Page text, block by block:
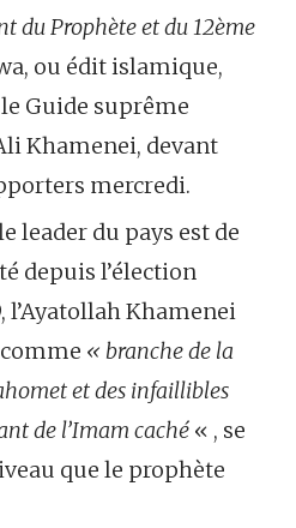
du Prophète et du 12ème
ou édit islamique,
Guide suprême
Khamenei, devant
mercredi.
leader du pays est de
depuis l’élection
Khamenei
« branche de la
et des infaillibles
de l’Imam caché « , se
que le prophète